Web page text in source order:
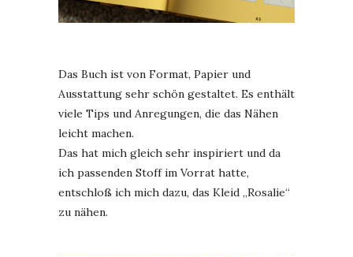
Das Buch ist von Format, Papier und
Ausstattung sehr schön gestaltet. Es enthält
viele Tips und Anregungen, die das Nähen
leicht machen.
Das hat mich gleich sehr inspiriert und da
ich passenden Stoff im Vorrat hatte,
entschloß ich mich dazu, das Kleid „Rosalie“
zu nähen.